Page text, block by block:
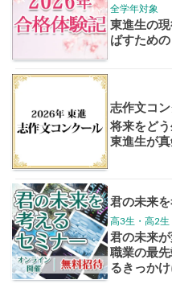
大学案内
講座